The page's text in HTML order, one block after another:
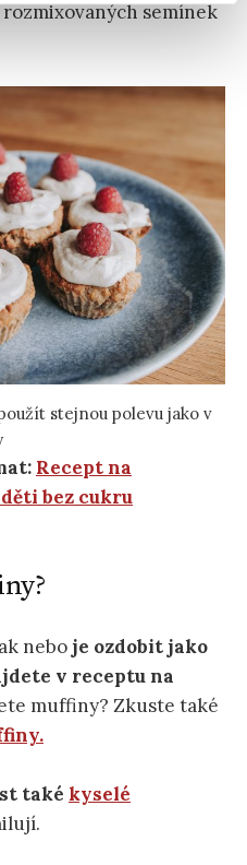
rozmixovaných semínek
stejnou polevu jako v
Recept na
bez cukru
neboje ozdobit jako
v receptu na
muffiny? Zkuste také
také kyselé